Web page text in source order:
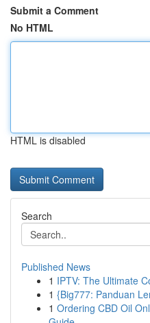
Submit a Comment
No HTML
HTML is disabled
Search
Published News
1 IPTV: The Ultimate
1 {Big777: Panduan
1 Ordering CBD Oil